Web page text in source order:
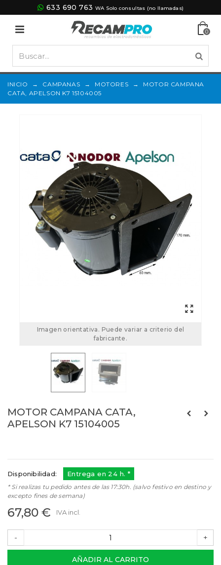
633 690 763 WA Solo consultas (no llamadas)
0
INICIO → CAMPANAS → MOTORES →
MOTOR CAMPANA
CATA, APELSON K7 15104005
Imagen orientativa. Puede variar a criterio del
fabricante.
MOTOR CAMPANA CATA,
APELSON K7 15104005
Disponibilidad: Entrega en 24 h. *
* Si realizas tu pedido antes de las 17:30h. (salvo festivo en destino y
excepto fines de semana)
67,80 € IVA incl.
- +
AÑADIR AL CARRITO